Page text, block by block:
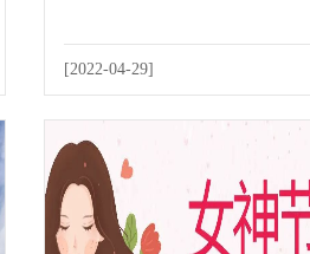
[2022-04-29]